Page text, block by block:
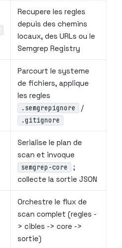
Recupere les regles
depuis des chemins
locaux, des URLs ou le
Semgrep Registry
Parcourt le systeme
de fichiers, applique
les regles
.semgrepignore /
.gitignore
Serialise le plan de
scan et invoque
semgrep-core
;
collecte la sortie JSON
Orchestre le flux de
scan complet (regles -
> cibles -> core ->
sortie)